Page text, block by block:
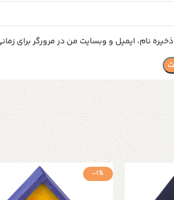
ذخیره نام، ایمیل و وبسایت من در مرورگر برای
-1%